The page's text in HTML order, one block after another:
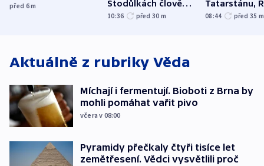
před 6m
Stodůlkách člověka,
další jsou zranění
10:36 před 30 m
Tatarstánu,
útočilo na
08:44 před 35 m
Aktuálně z rubriky Věda
Míchají i fermentují. Bioboti z Brna by
mohli pomáhat vařit pivo
včera v 08:00
Pyramidy přečkaly čtyři tisíce let
zemětřesení. Vědci vysvětlili proč